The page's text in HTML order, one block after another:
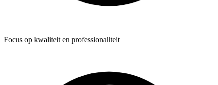
Focus op kwaliteit en professionaliteit